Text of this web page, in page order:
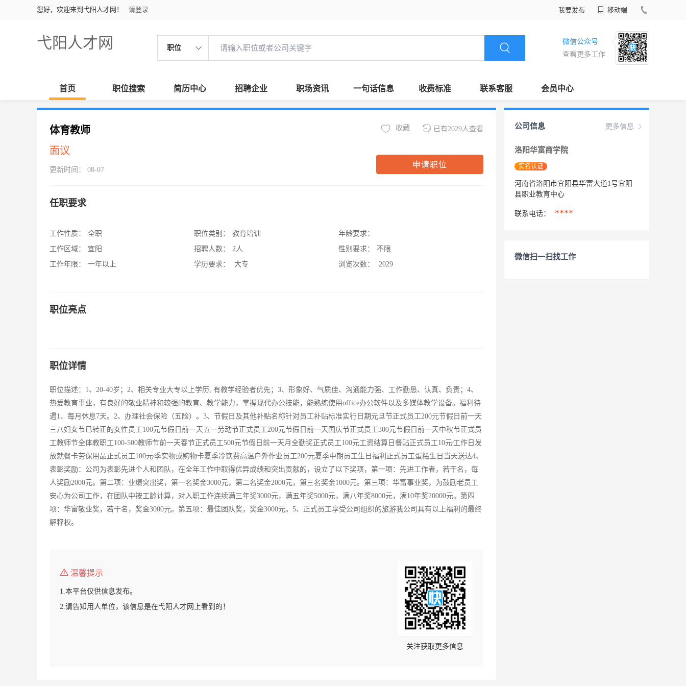
您好，欢迎来到弋阳人才网！ 请登录 我要发布 移动端
弋阳人才网 职位
微信公众号
查看更多工作
首页 职位搜索 简历中心 招聘企业 职场资讯 一句话信息 收费标准 联系客服 会员中心
体育教师
面议
更新时间： 08-07
已有2029人查看
收藏
申请职位
任职要求
工作性质：
全职
工作区域：
宜阳
工作年限：
一年以上
职位类别：
教育培训
招聘人数：
2人
学历要求：
大专
年龄要求：
性别要求：
不限
浏览次数：
2029
职位亮点
职位详情
职位描述：1、20-40岁；2、相关专业大专以上学历, 有教学经验者优先；3、形象好、气质佳、沟通能力强、工作勤恳、认真、负责；4、
热爱教育事业，有良好的敬业精神和较强的教育、教学能力，掌握现代办公技能，能熟练使用office办公软件以及多媒体教学设备。福利待
遇1、每月休息7天。2、办理社会保险（五险）。3、节假日及其他补贴名称针对员工补贴标准实行日期元旦节正式员工200元节假日前一天
三八妇女节已转正的女性员工100元节假日前一天五一劳动节正式员工200元节假日前一天国庆节正式员工300元节假日前一天中秋节正式员
工教师节全体教职工100-500教师节前一天春节正式员工500元节假日前一天月全勤奖正式员工100元工资结算日餐贴正式员工10元∕工作日发
放就餐卡劳保用品正式员工100元∕季实物或购物卡夏季冷饮费高温户外作业员工200元夏季中期员工生日福利正式员工蛋糕生日当天送达4、
表彰奖励：公司为表彰先进个人和团队，在全年工作中取得优异成绩和突出贡献的，设立了以下奖项，第一项：先进工作者，若干名，每
人奖励2000元。第二项：业绩突出奖，第一名奖金3000元，第二名奖金2000元，第三名奖金1000元。第三项：华富事业奖，为鼓励老员工
安心为公司工作，在团队中按工龄计算，对入职工作连续满三年奖3000元，满五年奖5000元，满八年奖8000元，满10年奖20000元。第四
项：华富敬业奖，若干名，奖金3000元。第五项：最佳团队奖，奖金3000元。5、正式员工享受公司组织的旅游我公司具有以上福利的最终
解释权。
温馨提示
1.本平台仅供信息发布。
2.请告知用人单位，该信息是在弋阳人才网上看到的！
关注获取更多信息
更多信息
公司信息
洛阳华富商学院
实名认证
河南省洛阳市宜阳县华富大道1号宜阳
县职业教育中心
联系电话： ****
微信扫一扫找工作